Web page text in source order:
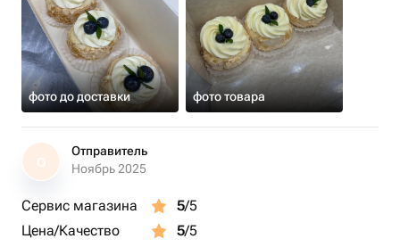
фото до доставки фото товара
О
Отправитель
Ноябрь 2025
Сервис магазина 5/5
Цена/Качество
5/5